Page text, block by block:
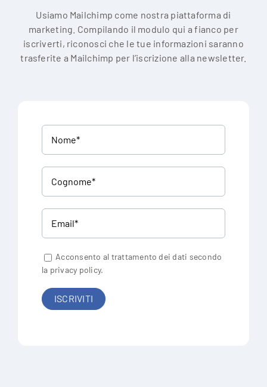
Usiamo Mailchimp come nostra piattaforma di
marketing. Compilando il modulo qui a fianco per
iscriverti, riconosci che le tue informazioni saranno
trasferite a Mailchimp per l’iscrizione alla newsletter.
Acconsento al trattamento dei dati secondo
la privacy policy.